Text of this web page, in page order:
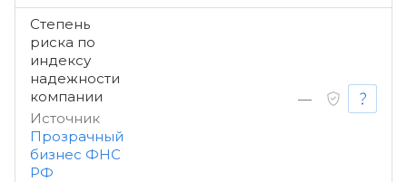
Степень
риска по
индексу
надежности
компании
Источник
Прозрачный
бизнес ФНС
РФ
—